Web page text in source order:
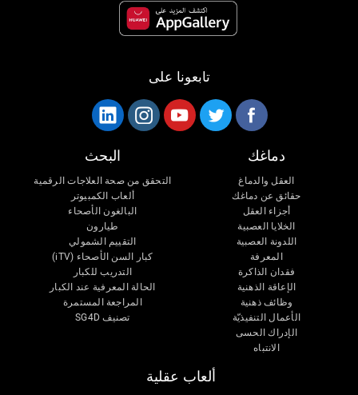
تابعونا على
دماغك
العقل والدماغ
حقائق عن دماغك
أجزاء العقل
الخلايا العصبية
اللدونة العصبية
المعرفة
فقدان الذاكرة
الإعاقة الذهنية
وظائف ذهنية
الأعمال التنفيذيّة
الإدراك الحسى
الانتباه
البحث
التحقق من صحة العلاجات الرقمية
ألعاب الكمبيوتر
البالغون الأصحاء
طيارون
التقييم الشمولي
كبار السن الأصحاء (iTV)
التدريب للكبار
الحالة المعرفية عند الكبار
المراجعة المستمرة
تصنيف SG4D
ألعاب عقلية